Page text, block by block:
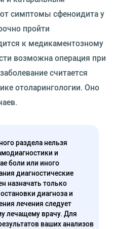
симптомы сфеноидита у
пройти
к медикаментозному
возможна операция при
считается
отоларингологии. Оно
раздела нельзя
и
боли или иного
диагностические
назначать только
диагноза и
лечения следует
лечащему врачу. Для
ваших анализов